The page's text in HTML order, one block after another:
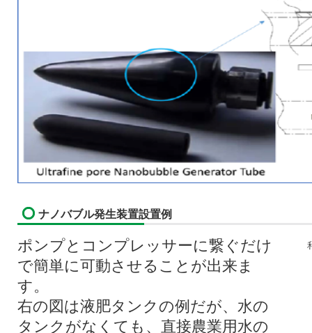
ナノバブル発生装置設置例
ポンプとコンプレッサーに繋ぐだけ
で簡単に可動させることが出来ま
す。
右の図は液肥タンクの例だが、水の
タンクがなくても、直接農業用水の